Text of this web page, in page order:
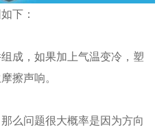
下：
成，如果加上气温变冷，塑
擦声响。
么问题很大概率是因为方向